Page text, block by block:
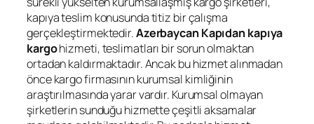
kapıya teslim konusunda titiz bir çalışma
gerçekleştirmektedir.AzerbaycanKapıdan kapıya
kargohizmeti, teslimatları bir sorun olmaktan
ortadan kaldırmaktadır. Ancak bu hizmet alınmadan
önce kargo firmasının kurumsal kimliğinin
araştırılmasında yarar vardır. Kurumsal olmayan
şirketlerin sunduğu hizmette çeşitli aksamalar